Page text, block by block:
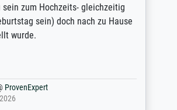
zum Hochzeits- gleichzeitig
sein) doch nach zu Hause
wurde.